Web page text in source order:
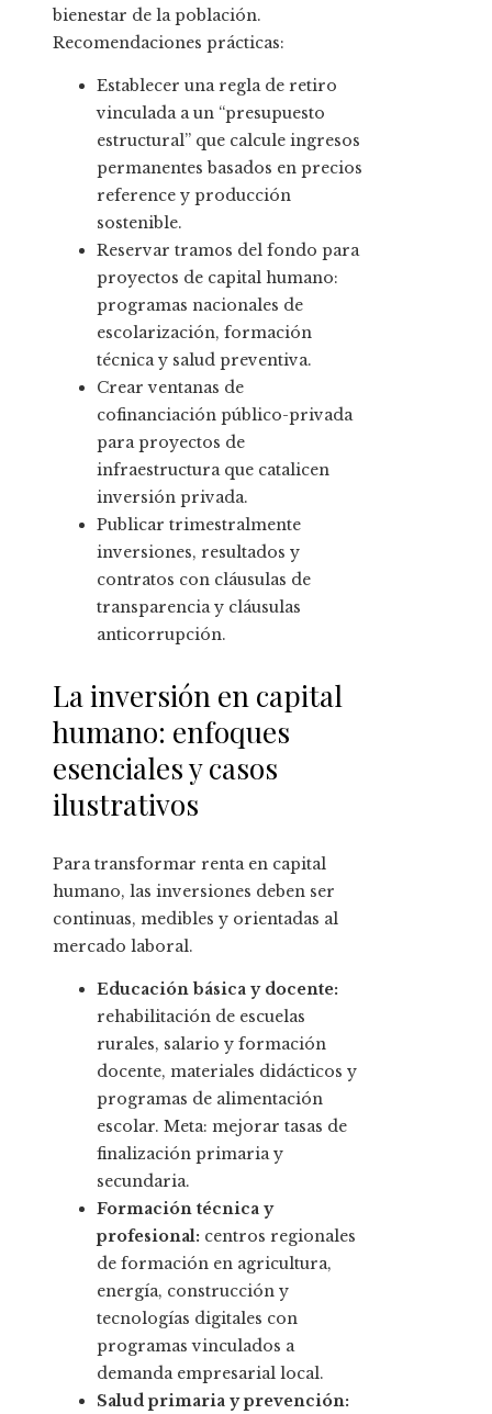
bienestar de la población.
Recomendaciones prácticas:
Establecer una regla de retiro
vinculada a un “presupuesto
estructural” que calcule ingresos
permanentes basados en precios
reference y producción
sostenible.
Reservar tramos del fondo para
proyectos de capital humano:
programas nacionales de
escolarización, formación
técnica y salud preventiva.
Crear ventanas de
cofinanciación público-privada
para proyectos de
infraestructura que catalicen
inversión privada.
Publicar trimestralmente
inversiones, resultados y
contratos con cláusulas de
transparencia y cláusulas
anticorrupción.
La inversión en capital
humano: enfoques
esenciales y casos
ilustrativos
Para transformar renta en capital
humano, las inversiones deben ser
continuas, medibles y orientadas al
mercado laboral.
Educación básica y docente:
rehabilitación de escuelas
rurales, salario y formación
docente, materiales didácticos y
programas de alimentación
escolar. Meta: mejorar tasas de
finalización primaria y
secundaria.
Formación técnica y
profesional: centros regionales
de formación en agricultura,
energía, construcción y
tecnologías digitales con
programas vinculados a
demanda empresarial local.
Salud primaria y prevención: